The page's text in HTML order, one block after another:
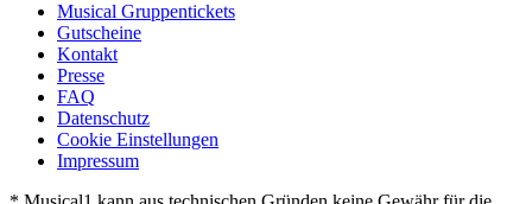
Musical Gruppentickets
Gutscheine
Kontakt
Presse
FAQ
Datenschutz
Cookie Einstellungen
Impressum